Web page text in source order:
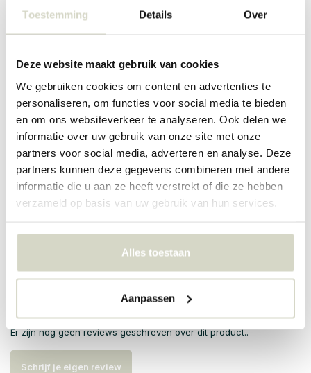
Toestemming Details Over
Deze website maakt gebruik van cookies
We gebruiken cookies om content en advertenties te
personaliseren, om functies voor social media te bieden
en om ons websiteverkeer te analyseren. Ook delen we
informatie over uw gebruik van onze site met onze
partners voor social media, adverteren en analyse. Deze
partners kunnen deze gegevens combineren met andere
informatie die u aan ze heeft verstrekt of die ze hebben
verzameld op basis van uw gebruik van hun services.
Alles toestaan
Aanpassen
de warme gele en blauwe kleuren van de Middellandse Zee.
Materiaal : aardewerk
Overige: geschikt voor de vaatwasser, oven en magnetron.
Het item is met de hand afgewerkt en door het materiaal kunnen
er per items verschillen zijn.
PRODUCTSPECIFICATIES
Artikelnummer 82061673
Er zijn nog geen reviews geschreven over dit product..
Schrijf je eigen review